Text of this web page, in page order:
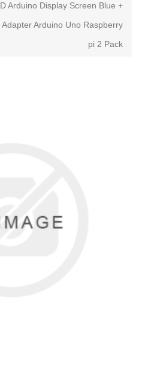
Arduino Display Screen Blue +
Arduino Uno Raspberry
pi 2 Pack